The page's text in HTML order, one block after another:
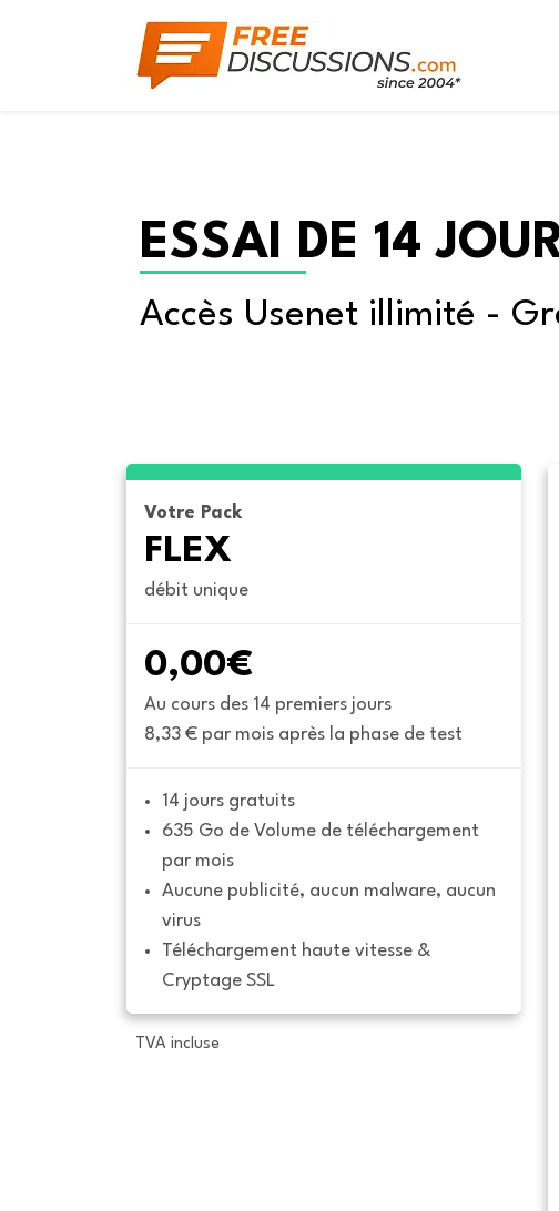
ESSAI DE 14
Accès Usenet illimité -
Votre Pack
FLEX
débit unique
0,00€
Au cours des 14 premiers jours
8,33 € par mois après la phase de test
14 jours gratuits
635 Go de Volume de téléchargement
par mois
Aucune publicité, aucun malware, aucun
virus
Téléchargement haute vitesse &
Cryptage SSL
TVA incluse